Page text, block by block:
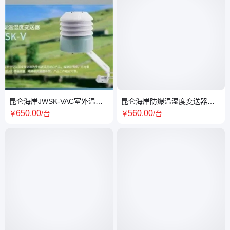
昆仑海岸JWSK-VAC室外温湿
度变送器 防尘设计 放辐射罩 4-
￥650.00/台
昆仑海岸防爆温湿度变送器
JWSK-6ACC01DF 三限制 4-
￥560.00/台